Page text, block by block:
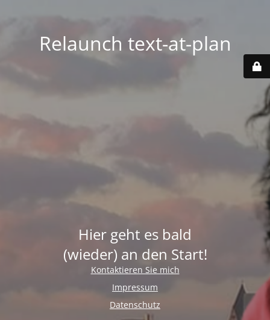
Relaunch text-at-plan
Hier geht es bald
(wieder) an den Start!
Kontaktieren Sie mich
Impressum
Datenschutz